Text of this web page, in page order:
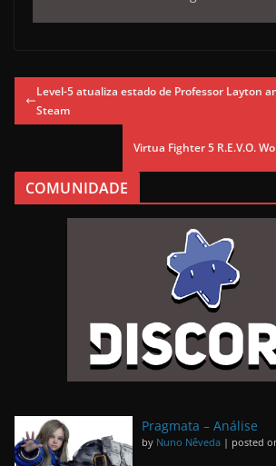
Level-5 atualiza estado de Professor Layton
Steam
Virtua Fighter 5 R.E.V.O.
COMUNIDADE
Pragmata – Análise
by Nuno Nêveda | posted